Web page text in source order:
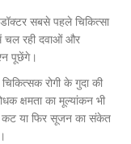
डॉक्टर सबसे पहले चिकित्सा
में चल रही दवाओं और
पूछेंगे।
चिकित्सक रोगी के गुदा की
क्षमता का मूल्यांकन भी
कट या फिर सूजन का संकेत